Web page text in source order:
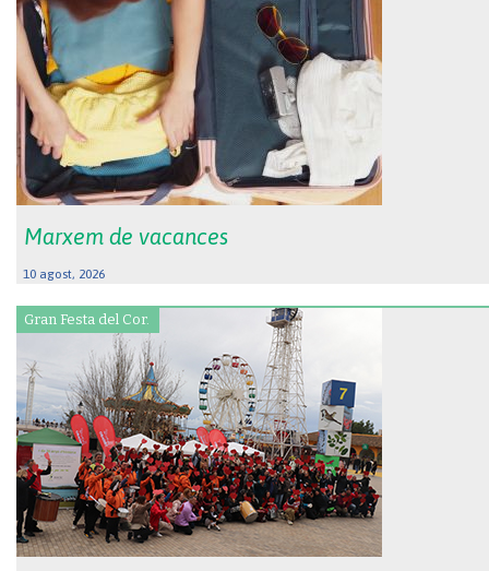
Marxem de vacances
10 agost, 2026
Gran Festa del Cor.